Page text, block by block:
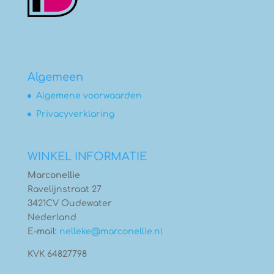
Algemeen
Algemene voorwaarden
Privacyverklaring
WINKEL INFORMATIE
Marconellie
Ravelijnstraat 27
3421CV Oudewater
Nederland
E-mail: nelleke@marconellie.nl
KVK 64827798